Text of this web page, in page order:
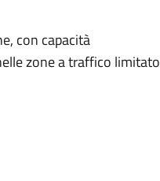
con capacità
zone a traffico limitato